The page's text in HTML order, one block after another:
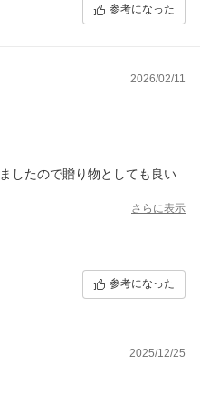
参考になった
2026/02/11
したので贈り物としても良い
さらに表示
参考になった
2025/12/25